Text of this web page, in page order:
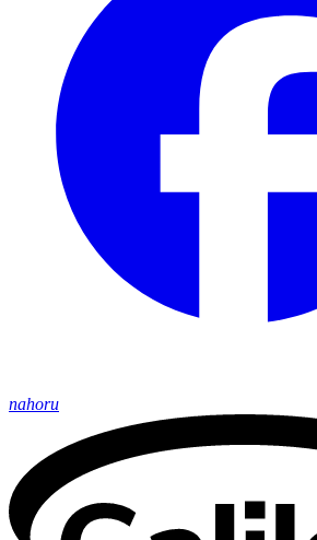
nahoru